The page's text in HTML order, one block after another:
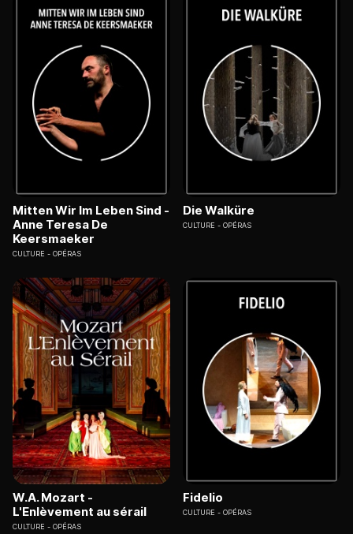
Mitten Wir Im Leben Sind -
Anne Teresa De
Keersmaeker
CULTURE OPÉRAS
Die Walküre
CULTURE OPÉRAS
W.A. Mozart -
L'Enlèvement au sérail
CULTURE OPÉRAS
Fidelio
CULTURE OPÉRAS